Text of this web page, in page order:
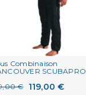
Combinaison
SCUBAPRO
€
119,00 €